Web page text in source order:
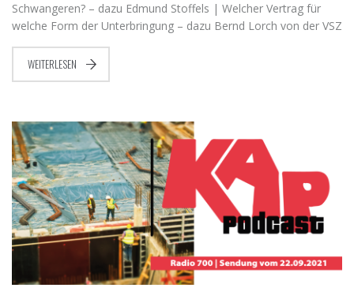
Schwangeren? – dazu Edmund Stoffels | Welcher Vertrag für
welche Form der Unterbringung – dazu Bernd Lorch von der VSZ
WEITERLESEN